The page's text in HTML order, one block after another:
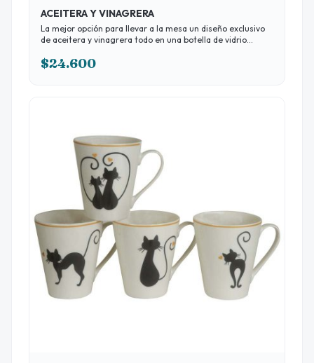
ACEITERA Y VINAGRERA
La mejor opción para llevar a la mesa un diseño exclusivo
de aceitera y vinagrera todo en una botella de vidrio
cuotas sin interés con todas las tarjetas.
$24.600